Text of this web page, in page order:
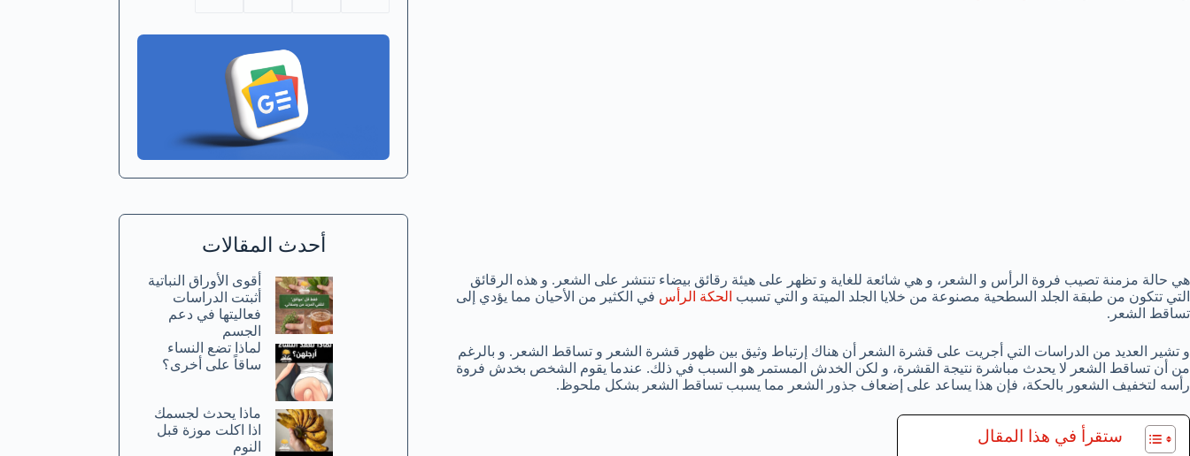
هي حالة مزمنة تصيب فروة الرأس و الشعر، و هي شائعة للغاية و تظهر على هيئة رقائق بيضاء تنتشر على الشعر. و هذه الرقائق
التي تتكون من طبقة الجلد السطحية مصنوعة من خلايا الجلد الميتة و التي تسبب الحكة الرأس في الكثير من الأحيان مما يؤدي إلى
تساقط الشعر.
و تشير العديد من الدراسات التي أجريت على قشرة الشعر أن هناك إرتباط وثيق بين ظهور قشرة الشعر و تساقط الشعر. و بالرغم
من أن تساقط الشعر لا يحدث مباشرة نتيجة القشرة، و لكن الخدش المستمر هو السبب في ذلك. عندما يقوم الشخص بخدش فروة
رأسه لتخفيف الشعور بالحكة، فإن هذا يساعد على إضعاف جذور الشعر مما يسبب تساقط الشعر بشكل ملحوظ.
ستقرأ في هذا المقال
أحدث المقالات
أقوى الأوراق النباتية
أثبتت الدراسات
فعاليتها في دعم
الجسم
لماذا تضع النساء
ساقاً على أخرى؟
ماذا يحدث لجسمك
اذا اكلت موزة قبل
النوم